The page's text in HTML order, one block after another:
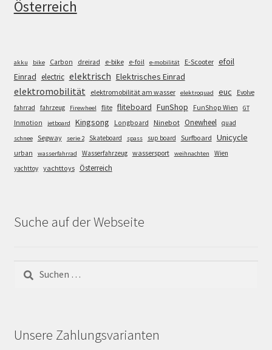
Österreich
akku bike Carbon dreirad e-bike e-foil e-mobilität E-Scooter efoil
Einrad electric elektrisch Elektrisches Einrad
elektromobilität elektromobilität am wasser elektroquad euc
Evolve
fahrrad
fahrzeug Firewheel flite fliteboard FunShop FunShop Wien GT
Inmotion jetboard Kingsong Longboard Ninebot Onewheel quad
schnee Segway serie 2 Skateboard spass sup board Surfboard Unicycle
urban wasserfahrrad Wasserfahrzeug wassersport weihnachten
Wien
yachttoy yachttoys Österreich
Suche auf der Webseite
Suchen
nach:
Unsere Zahlungsvarianten